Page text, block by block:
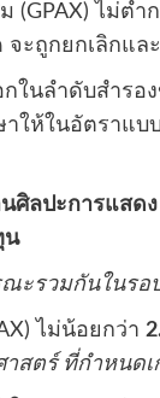
(GPAX) ไม่ต่ำ
จะถูกยกเลิกแ
ในลำดับสำรอ
ให้ในอัตราแบ
ศิลปะการแส
น
ะรวมกันในรอ
ไม่น้อยกว่า
สตร์ ที่กำหนด